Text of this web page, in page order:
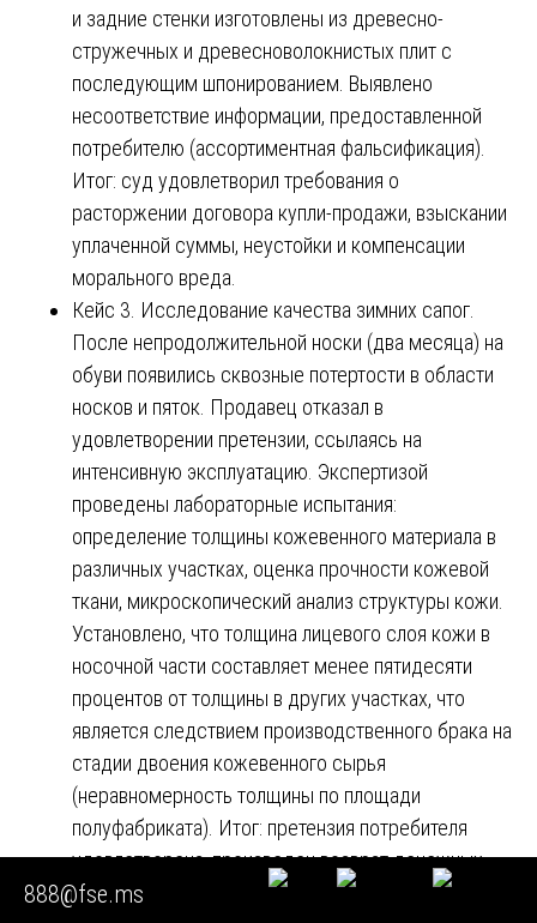
и задние стенки изготовлены из древесно-
стружечных и древесноволокнистых плит с
последующим шпонированием. Выявлено
несоответствие информации, предоставленной
потребителю (ассортиментная фальсификация).
Итог: суд удовлетворил требования о
расторжении договора купли-продажи, взыскании
уплаченной суммы, неустойки и компенсации
морального вреда.
Кейс 3. Исследование качества зимних сапог.
После непродолжительной носки (два месяца) на
обуви появились сквозные потертости в области
носков и пяток. Продавец отказал в
удовлетворении претензии, ссылаясь на
интенсивную эксплуатацию. Экспертизой
проведены лабораторные испытания:
определение толщины кожевенного материала в
различных участках, оценка прочности кожевой
ткани, микроскопический анализ структуры кожи.
Установлено, что толщина лицевого слоя кожи в
носочной части составляет менее пятидесяти
процентов от толщины в других участках, что
является следствием производственного брака на
стадии двоения кожевенного сырья
(неравномерность толщины по площади
полуфабриката). Итог: претензия потребителя
удовлетворена, произведен возврат денежных
средств.
888@fse.ms